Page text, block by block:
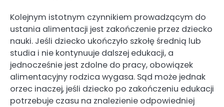
Kolejnym istotnym czynnikiem prowadzącym do
ustania alimentacji jest zakończenie przez dziecko
nauki. Jeśli dziecko ukończyło szkołę średnią lub
studia i nie kontynuuje dalszej edukacji, a
jednocześnie jest zdolne do pracy, obowiązek
alimentacyjny rodzica wygasa. Sąd może jednak
orzec inaczej, jeśli dziecko po zakończeniu edukacji
potrzebuje czasu na znalezienie odpowiedniej